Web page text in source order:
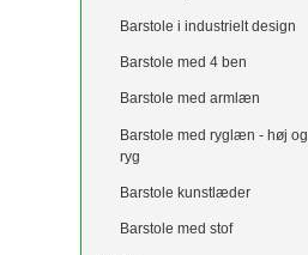
Barstole i industrielt design
Barstole med 4 ben
Barstole med armlæn
Barstole med ryglæn - høj
ryg
Barstole kunstlæder
Barstole med stof